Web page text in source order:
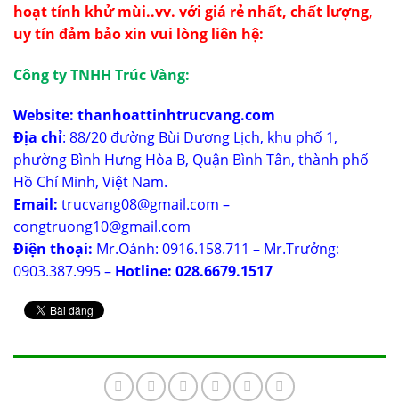
hoạt tính khử mùi..vv. với giá rẻ nhất, chất lượng,
uy tín đảm bảo xin vui lòng liên hệ:
Công ty TNHH Trúc Vàng:
Website: thanhoattinhtrucvang.com
Địa chỉ: 88/20 đường Bùi Dương Lịch, khu phố 1,
phường Bình Hưng Hòa B, Quận Bình Tân, thành phố
Hồ Chí Minh, Việt Nam.
Email: trucvang08@gmail.com –
congtruong10@gmail.com
Điện thoại: Mr.Oánh: 0916.158.711 – Mr.Trưởng:
0903.387.995 – Hotline: 028.6679.1517